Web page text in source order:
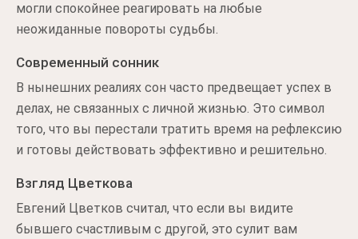
могли спокойнее реагировать на любые
неожиданные повороты судьбы.
Современный сонник
В нынешних реалиях сон часто предвещает успех в
делах, не связанных с личной жизнью. Это символ
того, что вы перестали тратить время на рефлексию
и готовы действовать эффективно и решительно.
Взгляд Цветкова
Евгений Цветков считал, что если вы видите
бывшего счастливым с другой, это сулит вам